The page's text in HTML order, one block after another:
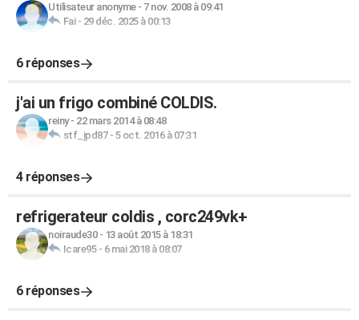
Utilisateur anonyme- 7 nov. 2008 à 09:41
Fai- 29 déc. 2025 à 00:13
6 réponses
j'ai un frigo combiné COLDIS.
reiny- 22 mars 2014 à 08:48
stf_jpd87- 5 oct. 2016 à 07:31
4 réponses
refrigerateur coldis , corc249vk+
noiraude30- 13 août 2015 à 18:31
Icare95- 6 mai 2018 à 08:07
6 réponses